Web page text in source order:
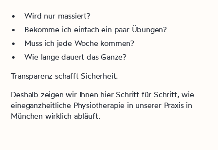
Wird nur massiert?
Bekomme ich einfach ein paar Übungen?
Muss ich jede Woche kommen?
Wie lange dauert das Ganze?
Transparenz schafft Sicherheit.
Deshalb zeigen wir Ihnen hier Schritt für Schritt, wie
eineganzheitliche Physiotherapie in unserer Praxis in
München wirklich abläuft.